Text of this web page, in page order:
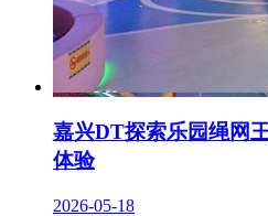
嘉兴DT探索乐园绳网
体验
2026-05-18